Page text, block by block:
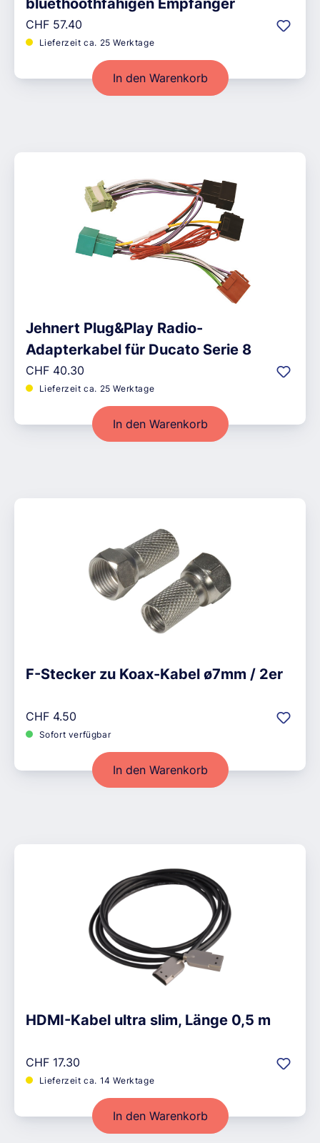
bluethoothfähigen Empfänger
Regulärer Preis:
CHF 57.40
Lieferzeit ca. 25 Werktage
In den Warenkorb
Jehnert Plug&Play Radio-
Adapterkabel für Ducato Serie 8
Regulärer Preis:
CHF 40.30
Lieferzeit ca. 25 Werktage
In den Warenkorb
F-Stecker zu Koax-Kabel ø7mm / 2er
Regulärer Preis:
CHF 4.50
Sofort verfügbar
In den Warenkorb
HDMI-Kabel ultra slim, Länge 0,5 m
Regulärer Preis:
CHF 17.30
Lieferzeit ca. 14 Werktage
In den Warenkorb